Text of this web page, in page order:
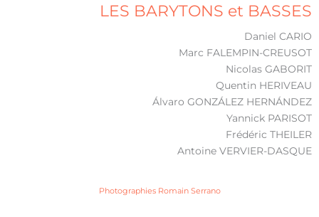
LES BARYTONS et BASSES
Daniel CARIO
Marc FALEMPIN-CREUSOT
Nicolas GABORIT
Quentin HERIVEAU
Álvaro GONZÁLEZ HERNÁNDEZ
Yannick PARISOT
Frédéric THEILER
Antoine VERVIER-DASQUE
Photographies Romain Serrano